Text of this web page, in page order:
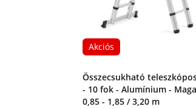
Akciós
Összecsukható
- 10 fok - Alumínium -
0,85 - 1,85 / 3,20 m